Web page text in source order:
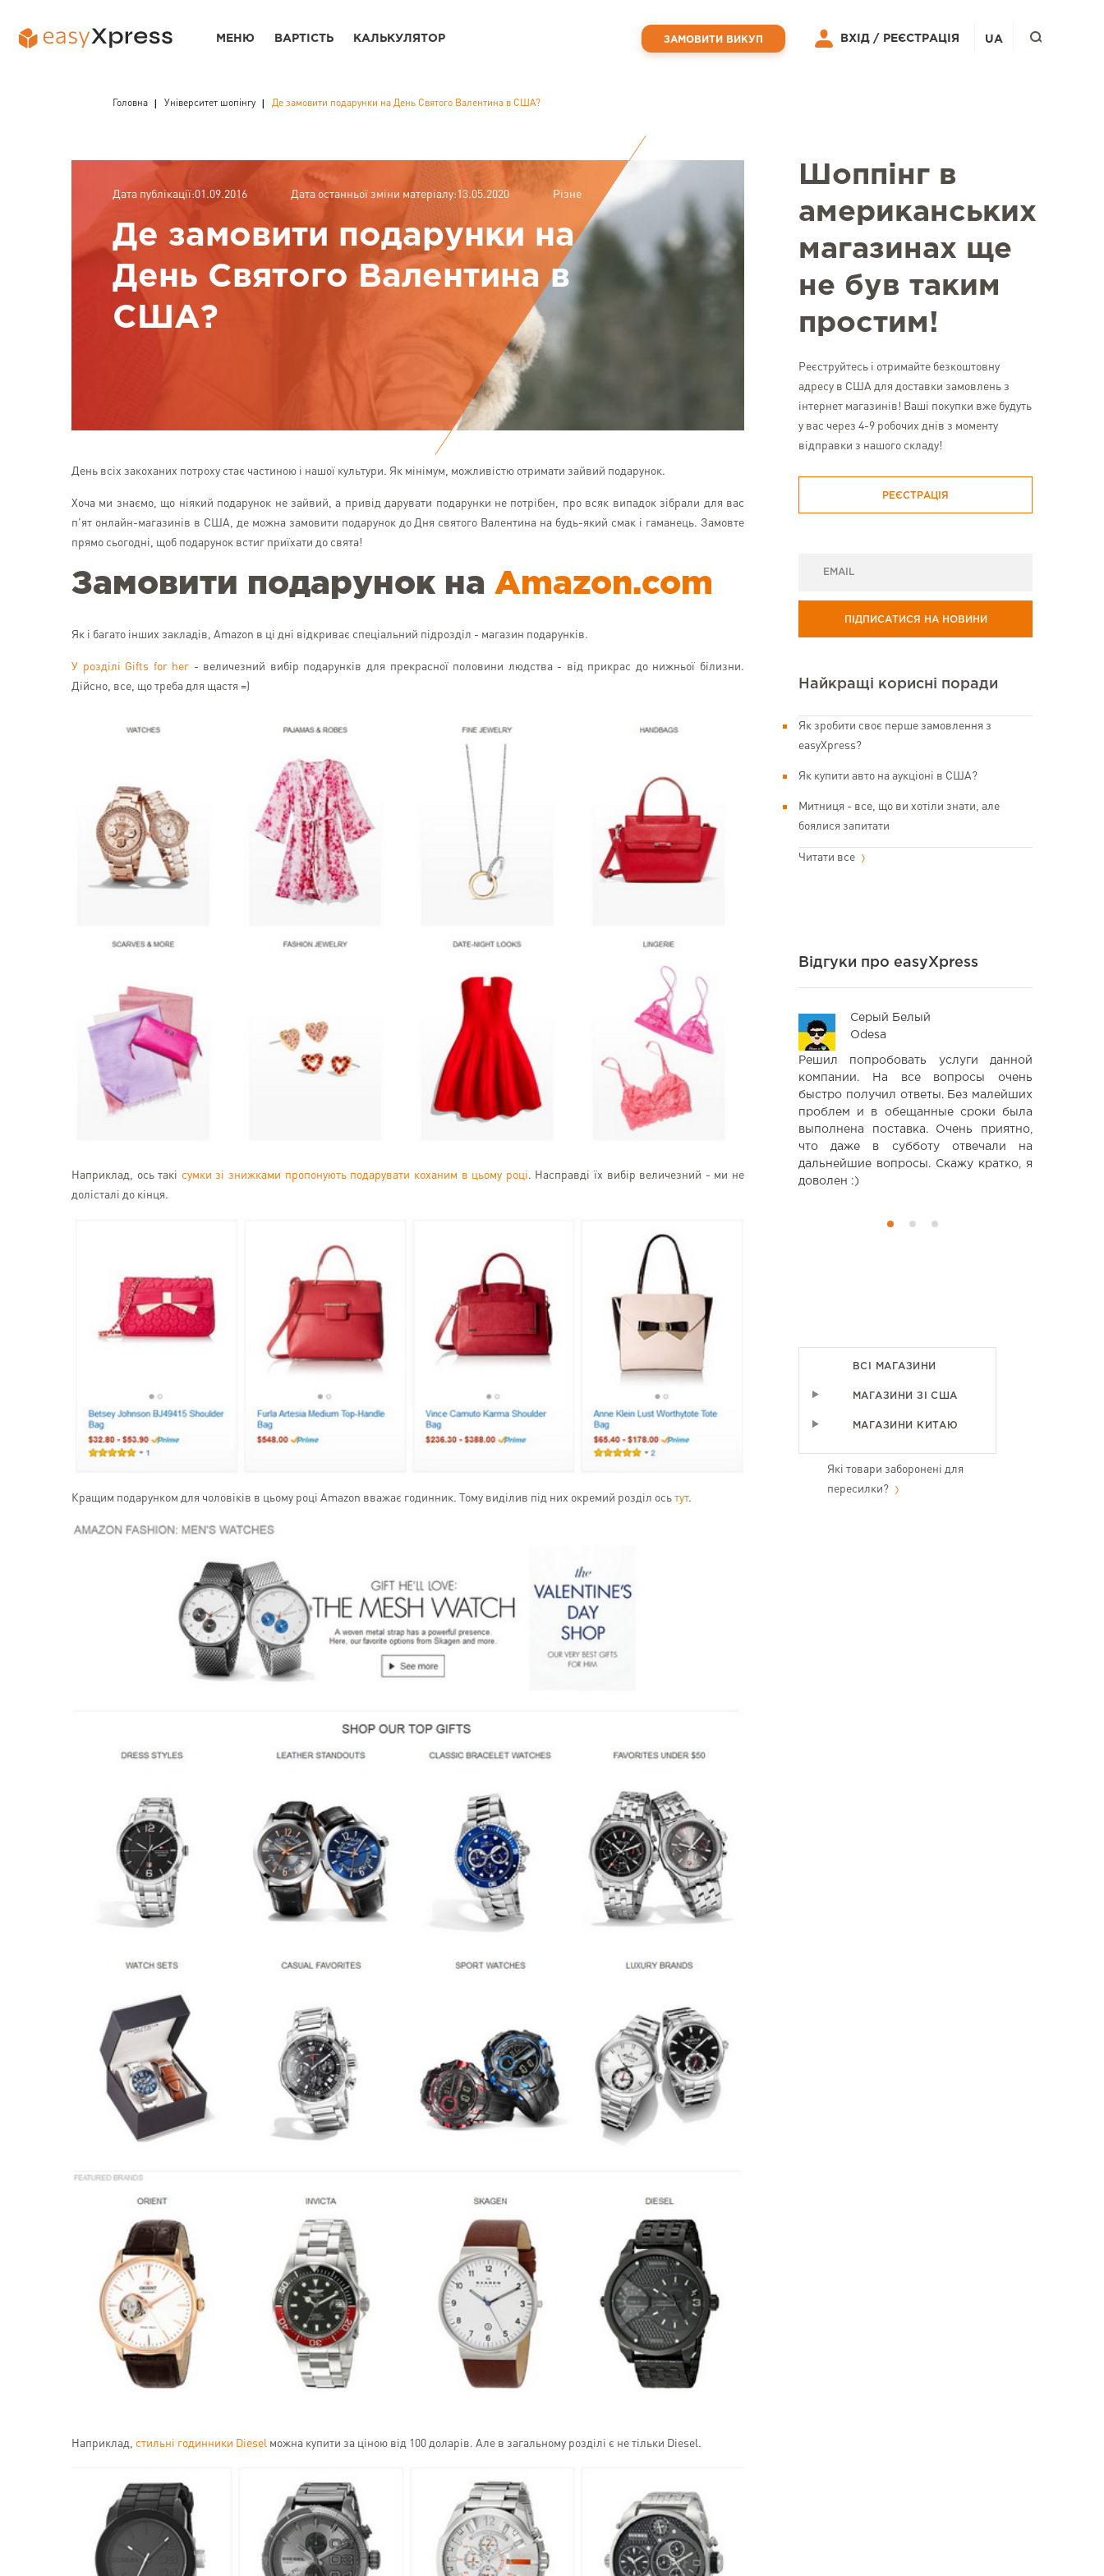
Головна Університет шопінгу Де замовити подарунки на День Святого Валентина в США?
Дата публікації:01.09.2016 Дата останньої зміни матеріалу:13.05.2020 Різне
Де замовити подарунки на
День Святого Валентина в
США?
День всіх закоханих потроху стає частиною і нашої культури. Як мінімум, можливістю отримати зайвий подарунок.
Хоча ми знаємо, що ніякий подарунок не зайвий, а привід дарувати подарунки не потрібен, про всяк випадок зібрали для вас
п'ят онлайн-магазинів в США, де можна замовити подарунок до Дня святого Валентина на будь-який смак і гаманець. Замовте
прямо сьогодні, щоб подарунок встиг приїхати до свята!
Замовити подарунок на Amazon.com
Як і багато інших закладів, Amazon в ці дні відкриває спеціальний підрозділ - магазин подарунків.
У розділі Gifts for her - величезний вибір подарунків для прекрасної половини людства - від прикрас до нижньої білизни.
Дійсно, все, що треба для щастя =)
Наприклад, ось такі сумки зі знижками пропонують подарувати коханим в цьому році. Насправді їх вибір величезний - ми не
долісталі до кінця.
Кращим подарунком для чоловіків в цьому році Amazon вважає годинник. Тому виділив під них окремий розділ ось тут.
Наприклад, стильні годинники Diesel можна купити за ціною від 100 доларів. Але в загальному розділі є не тільки Diesel.
Шоппінг в
американських
магазинах ще
не був таким
простим!
Реєструйтесь і отримайте безкоштовну
адресу в США для доставки замовлень з
інтернет магазинів! Ваші покупки вже будуть
у вас через 4-9 робочих днів з моменту
відправки з нашого складу!
РЕЄСТРАЦІЯ
ПІДПИСАТИСЯ НА НОВИНИ
Найкращі корисні поради
Як зробити своє перше замовлення з
easyXpress?
Як купити авто на аукціоні в США?
Митниця - все, що ви хотіли знати, але
боялися запитати
Читати все
Відгуки про easyXpress
Варвара Панкова
Дуже зручно та просто все
організовано.Доставляла по
рекомендації друзів, обовʼязково буду
користуватися далі!)
Серый Белый
Odesa
Решил попробовать услуги данной
компании. На все вопросы очень
быстро получил ответы. Без малейших
проблем и в обещанные сроки была
выполнена поставка. Очень приятно,
что даже в субботу отвечали на
дальнейшие вопросы. Скажу кратко, я
доволен :)
ВСІ МАГАЗИНИ
МАГАЗИНИ ЗІ США
МАГАЗИНИ КИТАЮ
Які товари заборонені для
пересилки?
МЕНЮ ВАРТІСТЬ КАЛЬКУЛЯТОР ЗАМОВИТИ ВИКУП ВХІД / РЕЄСТРАЦІЯ UA